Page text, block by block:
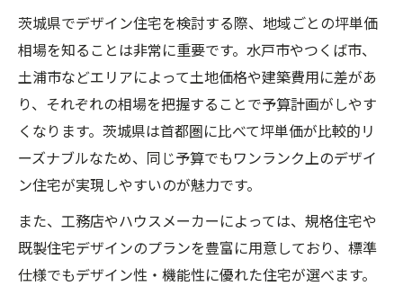
茨城県でデザイン住宅を検討する際、地域ごとの坪単価
相場を知ることは非常に重要です。水戸市やつくば市、
土浦市などエリアによって土地価格や建築費用に差があ
り、それぞれの相場を把握することで予算計画がしやす
くなります。茨城県は首都圏に比べて坪単価が比較的リ
ーズナブルなため、同じ予算でもワンランク上のデザイ
ン住宅が実現しやすいのが魅力です。
また、工務店やハウスメーカーによっては、規格住宅や
既製住宅デザインのプランを豊富に用意しており、標準
仕様でもデザイン性・機能性に優れた住宅が選べます。